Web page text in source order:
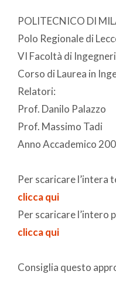
POLITECNICO DI
Polo Regionale di
VI Facoltà di
Corso di Laurea in
Relatori:
Prof. Danilo Palazzo
Prof. Massimo Tadi
Anno Accademico
Per scaricare l’intera
clicca qui
Per scaricare l’intero
clicca qui
Consiglia questo